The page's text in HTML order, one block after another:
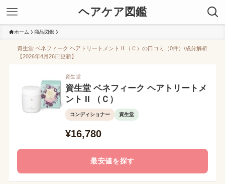
ヘアケア図鑑
ホーム 商品図鑑
資生堂 ベネフィーク ヘアトリートメント II （Ｃ）の口コミ（0件）/成分解析
【2026年4月26日更新】
資生堂
資生堂 ベネフィーク ヘアトリートメ
ント II （Ｃ）
コンディショナー 資生堂
¥16,780
最安値を探す